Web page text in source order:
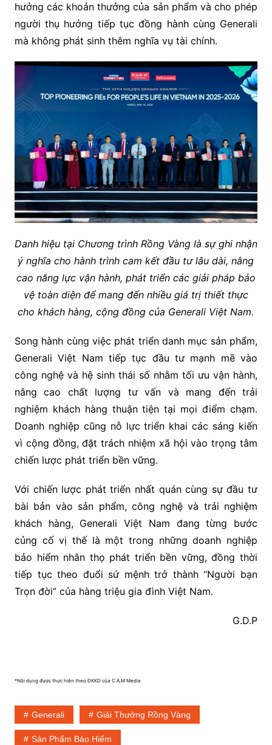
hưởng các khoản thưởng của sản phẩm và cho phép
người thụ hưởng tiếp tục đồng hành cùng Generali
mà không phát sinh thêm nghĩa vụ tài chính.
Danh hiệu tại Chương trình Rồng Vàng là sự ghi nhận
ý nghĩa cho hành trình cam kết đầu tư lâu dài, nâng
cao năng lực vận hành, phát triển các giải pháp bảo
vệ toàn diện để mang đến nhiều giá trị thiết thực
cho khách hàng, cộng đồng của Generali Việt Nam.
Song hành cùng việc phát triển danh mục sản phẩm,
Generali Việt Nam tiếp tục đầu tư mạnh mẽ vào
công nghệ và hệ sinh thái số nhằm tối ưu vận hành,
nâng cao chất lượng tư vấn và mang đến trải
nghiệm khách hàng thuận tiện tại mọi điểm chạm.
Doanh nghiệp cũng nỗ lực triển khai các sáng kiến
vì cộng đồng, đặt trách nhiệm xã hội vào trọng tâm
chiến lược phát triển bền vững.
Với chiến lược phát triển nhất quán cùng sự đầu tư
bài bản vào sản phẩm, công nghệ và trải nghiệm
khách hàng, Generali Việt Nam đang từng bước
củng cố vị thế là một trong những doanh nghiệp
bảo hiểm nhân thọ phát triển bền vững, đồng thời
tiếp tục theo đuổi sứ mệnh trở thành “Người bạn
Trọn đời” của hàng triệu gia đình Việt Nam.
G.D.P
*Nội dung được thực hiện theo ĐKKD của C.A.M Media
Generali Giải Thưởng Rồng Vàng
Sản Phẩm Bảo Hiểm